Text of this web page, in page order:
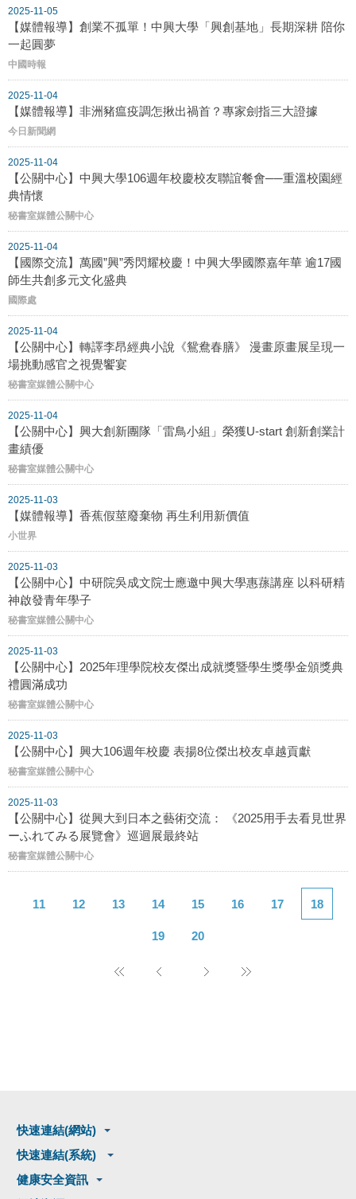
2025-11-05
【媒體報導】創業不孤單！中興大學「興創基地」長期深耕 陪你
一起圓夢
中國時報
2025-11-04
【媒體報導】非洲豬瘟疫調怎揪出禍首？專家劍指三大證據
今日新聞網
2025-11-04
【公關中心】中興大學106週年校慶校友聯誼餐會──重溫校園經
典情懷
秘書室媒體公關中心
2025-11-04
【國際交流】萬國”興”秀閃耀校慶！中興大學國際嘉年華 逾17國
師生共創多元文化盛典
國際處
2025-11-04
【公關中心】轉譯李昂經典小說《鴛鴦春膳》 漫畫原畫展呈現一
場挑動感官之視覺饗宴
秘書室媒體公關中心
2025-11-04
【公關中心】興大創新團隊「雷鳥小組」榮獲U-start 創新創業計
畫績優
秘書室媒體公關中心
2025-11-03
【媒體報導】香蕉假莖廢棄物 再生利用新價值
小世界
2025-11-03
【公關中心】中研院吳成文院士應邀中興大學惠蓀講座 以科研精
神啟發青年學子
秘書室媒體公關中心
2025-11-03
【公關中心】2025年理學院校友傑出成就獎暨學生獎學金頒獎典
禮圓滿成功
秘書室媒體公關中心
2025-11-03
【公關中心】興大106週年校慶 表揚8位傑出校友卓越貢獻
秘書室媒體公關中心
2025-11-03
【公關中心】從興大到日本之藝術交流： 《2025用手去看見世界
ーふれてみる展覽會》巡迴展最終站
秘書室媒體公關中心
11 12 13 14 15 16 17 18
19 20
快速連結(網站)
快速連結(系統)
健康安全資訊